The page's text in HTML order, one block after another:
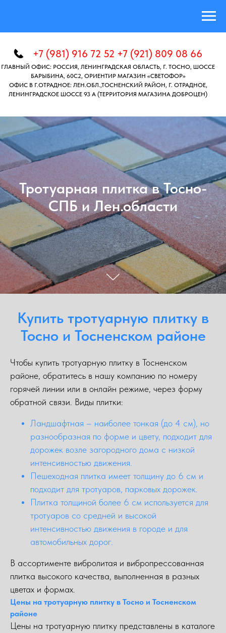
+7 (981) 916 72 52 +7 (921) 809 08 66
ГЛАВНЫЙ ОФИС: РОССИЯ, ЛЕНИНГРАДСКАЯ ОБЛАСТЬ, Г. ТОСНО, ШОССЕ
БАРЫБИНА, 60C2, ОРИЕНТИР МАГАЗИН «СВЕТОФОР»
ОФИС В Г.ОТРАДНОЕ: ЛЕН.ОБЛ.,ТОСНЕНСКИЙ РАЙОН, Г. ОТРАДНОЕ,
ЛЕНИНГРАДСКОЕ ШОССЕ 93 А (ТЕРРИТОРИЯ МАГАЗИНА ДОБРОЦЕН)
Тротуарная плитка в Тосно-
СПБ и Лен.области
Купить тротуарную плитку в
Тосно и Тосненском районе
Чтобы купить тротуарную плитку в Тосненском
районе, обратитесь в нашу компанию по номеру
горячей линии или в онлайн режиме, через форму
обратной связи. Виды плитки:
Ландшафтная – наиболее тонкая (до 4 см), но
разнообразная по форме и цвету, подходит для
дорожек возле загородного дома с низкой
интенсивностью движения.
Пешеходная плитка имеет толщину до 6 см и
подходит для тротуаров, парковых дорожек.
Плитка толщиной более 6 см используется для
тротуаров со средней и высокой
интенсивностью движения в городе и для
автомобильных дорог.
В ассортименте вибролитая и вибропрессованная
плитка высокого качества, выполненная в разных
цветах и формах.
Цены на тротуарную плитку в Тосно и Тосненском
районе
Цены на тротуарную плитку представлены в каталоге